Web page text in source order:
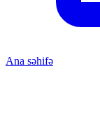
Ana səhifə